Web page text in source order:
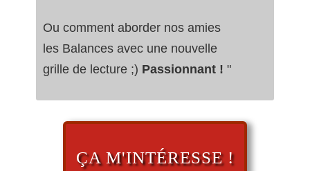
Ou comment aborder nos amies
les Balances avec une nouvelle
grille de lecture ;) Passionnant ! "
ÇA M'INTÉRESSE !